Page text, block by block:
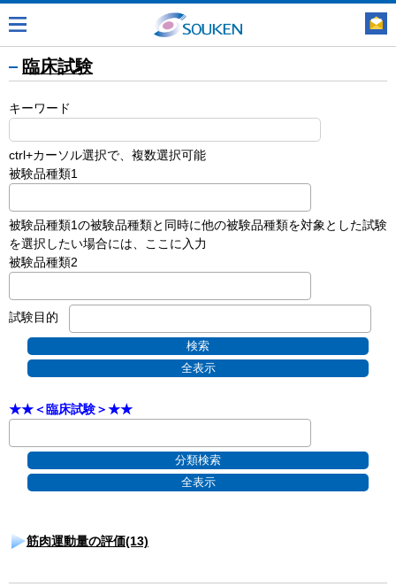
臨床試験
キーワード
ctrl+カーソル選択で、複数選択可能
被験品種類1
被験品種類1の被験品種類と同時に他の被験品種類を対象とした試験
を選択したい場合には、ここに入力
被験品種類2
試験目的
★★＜臨床試験＞★★
筋肉運動量の評価(13)